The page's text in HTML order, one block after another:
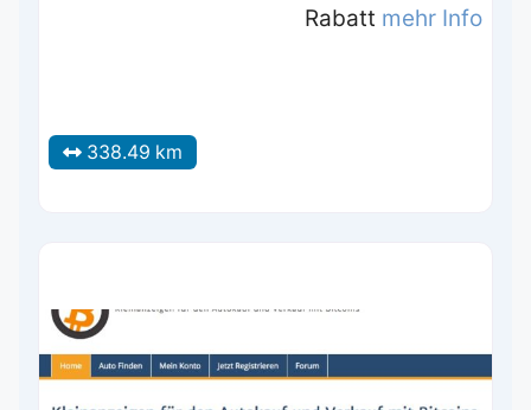
Rabatt mehr Info
338.49 km